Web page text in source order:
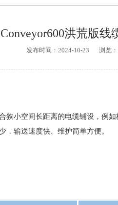
Conveyor600洪荒版线
发布时间：2024-10-23 浏览：
小空间长距离的电缆铺设，例
输送速度快、维护简单方便。